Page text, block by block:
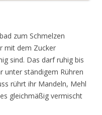
zum Schmelzen
mit dem Zucker
sind. Das darf ruhig bis
unter ständigem Rühren
rührt ihr Mandeln, Mehl
gleichmäßig vermischt